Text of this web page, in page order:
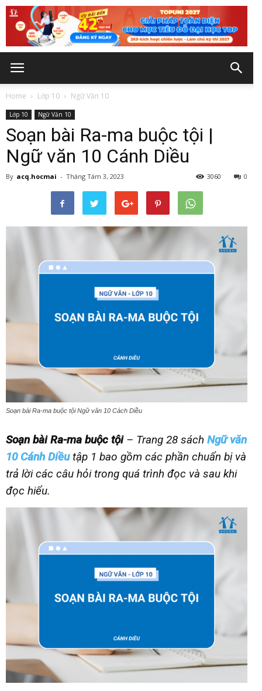
Home Lớp 10 Ngữ Văn 10
Lớp 10 Ngữ Văn 10
Soạn bài Ra-ma buộc tội |
Ngữ văn 10 Cánh Diều
By acq.hocmai - Tháng Tám 3, 2023 0
3060
Soạn bài Ra-ma buộc tội Ngữ văn 10 Cách Diều
Soạn bài Ra-ma buộc tội – Trang 28 sách Ngữ văn
10 Cánh Diềutập 1 bao gồm các phần chuẩn bị và
trả lời các câu hỏi trong quá trình đọc và sau khi
đọc hiểu.